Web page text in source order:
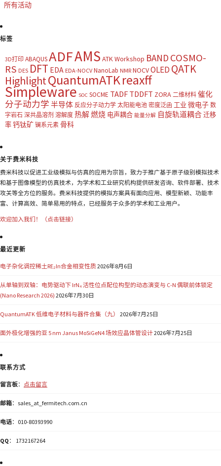
所有活动
标签
3D打印 ABAQUSADFAMS ATK Workshop BAND COSMO-
RS DES DFT EDA EDA-NOCV NanoLab NMR NOCVOLED QATK
HighlightQuantumATKreaxff
Simpleware SOC SOCME TADF TDDFT ZORA 二维材料 催化
分子动力学 半导体 反应分子动力学 太阳能电池 密度泛函 工业 微电子 数
字岩石 深共晶溶剂 溶解度 热解燃烧 电声耦合 能量分解 自旋轨道耦合迁移
率钙钛矿 镧系元素 骨科
关于费米科技
费米科技以促进工业级模拟与仿真的应用为宗旨，致力于推广基于原子级别模拟技术
和基于图像模型的仿真技术，为学术和工业研究机构提供研发咨询、软件部署、技术
攻关等全方位的服务。费米科技提供的模拟方案具有面向应用、模型新颖、功能丰
富、计算高效、简单易用的特点，已经服务于众多的学术和工业用户。
欢迎加入我们！（点击链接）
最近更新
电子杂化调控稀土RE₂In合金相变性质2026年8月6日
从单轴到双轴：电势驱动下 IrN₄ 活性位点配位构型的动态演变与 C-N 偶联前体锁定
(Nano Research 2026) 2026年7月30日
QuantumATK 低维电子材料与器件合集（九） 2026年7月25日
面外极化增强的亚 5 nm Janus MoSiGeN4 场效应晶体管设计2026年7月25日
联系方式
留言板： 点击留言
邮箱：sales_at_fermitech.com.cn
电话：010-80393990
QQ ： 1732167264